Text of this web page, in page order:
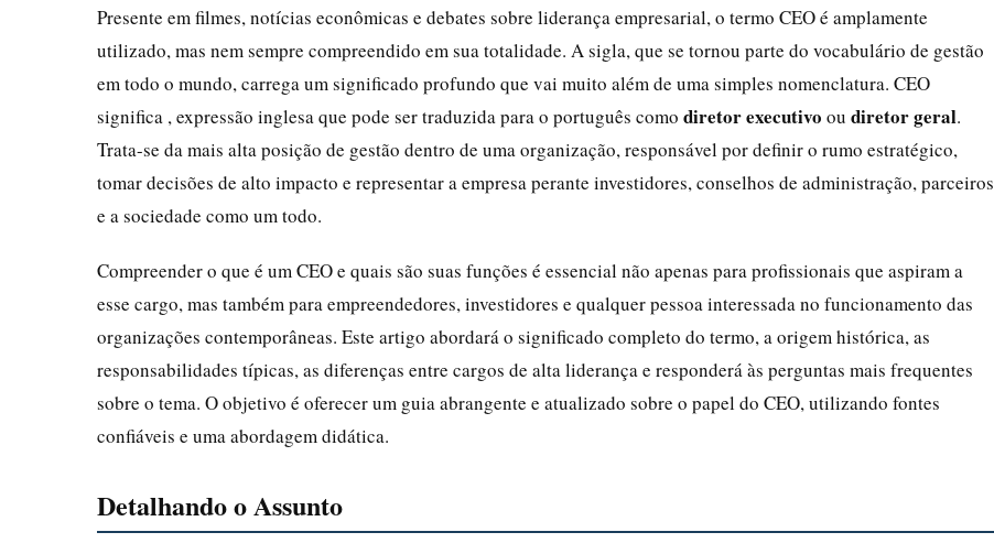
Presente em filmes, notícias econômicas e debates sobre liderança empresarial, o termo CEO é amplamente
utilizado, mas nem sempre compreendido em sua totalidade. A sigla, que se tornou parte do vocabulário de gestão
em todo o mundo, carrega um significado profundo que vai muito além de uma simples nomenclatura. CEO
significa , expressão inglesa que pode ser traduzida para o português como diretor executivo ou diretor geral.
Trata-se da mais alta posição de gestão dentro de uma organização, responsável por definir o rumo estratégico,
tomar decisões de alto impacto e representar a empresa perante investidores, conselhos de administração, parceiros
e a sociedade como um todo.
Compreender o que é um CEO e quais são suas funções é essencial não apenas para profissionais que aspiram a
esse cargo, mas também para empreendedores, investidores e qualquer pessoa interessada no funcionamento das
organizações contemporâneas. Este artigo abordará o significado completo do termo, a origem histórica, as
responsabilidades típicas, as diferenças entre cargos de alta liderança e responderá às perguntas mais frequentes
sobre o tema. O objetivo é oferecer um guia abrangente e atualizado sobre o papel do CEO, utilizando fontes
confiáveis e uma abordagem didática.
Detalhando o Assunto